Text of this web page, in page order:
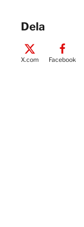
Dela
X.com Facebook